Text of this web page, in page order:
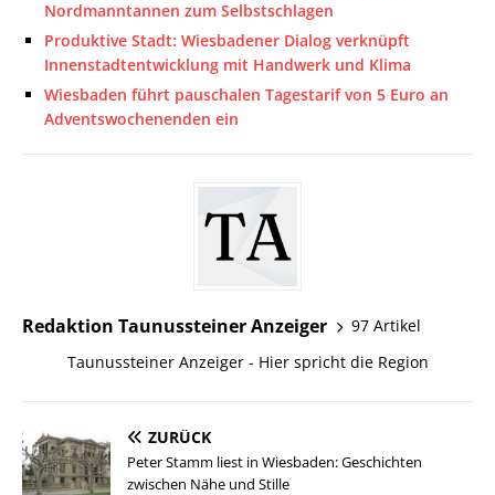
Nordmanntannen zum Selbstschlagen
Produktive Stadt: Wiesbadener Dialog verknüpft
Innenstadtentwicklung mit Handwerk und Klima
Wiesbaden führt pauschalen Tagestarif von 5 Euro an
Adventswochenenden ein
Redaktion Taunussteiner Anzeiger
97 Artikel
Taunussteiner Anzeiger - Hier spricht die Region
ZURÜCK
Peter Stamm liest in Wiesbaden: Geschichten
zwischen Nähe und Stille